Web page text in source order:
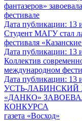
фантазеров»
фестивале
Дата публикации: 13
Студент МАГУ стал
фестиваля
Дата публикации: 13
Коллектив
международном
Дата публикации: 13
УСТЬ-ЛАБИНСКИЙ
«ДАНКО»
КОНКУРСА
газета «Восход»